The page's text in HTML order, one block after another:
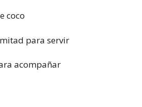
coco
para servir
acompañar